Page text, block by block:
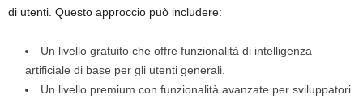
di utenti. Questo approccio può includere:
Un livello gratuito che offre funzionalità di intelligenza
artificiale di base per gli utenti generali.
Un livello premium con funzionalità avanzate per sviluppatori